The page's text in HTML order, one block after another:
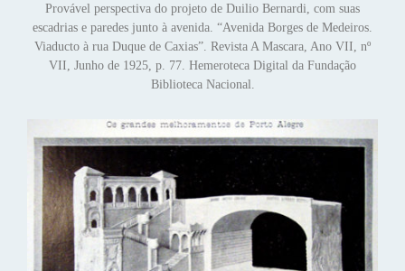
Provável perspectiva do projeto de Duilio Bernardi, com suas
escadrias e paredes junto à avenida. “Avenida Borges de Medeiros.
Viaducto à rua Duque de Caxias”. Revista A Mascara, Ano VII, nº
VII, Junho de 1925, p. 77. Hemeroteca Digital da Fundação
Biblioteca Nacional.